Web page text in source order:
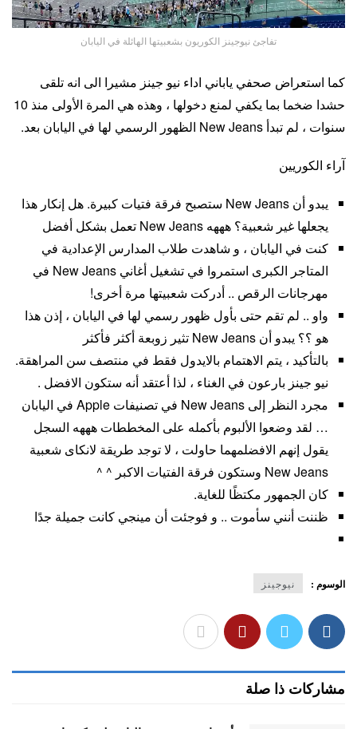
تفاجئ نيوجينز الكوريون بشعبيتها الهائلة في اليابان
كما استعراض صحفي ياباني اداء نيو جينز مشيرا الى انه تلقى
حشدا ضخما بما يكفي لمنع دخولها ، وهذه هي المرة الأولى منذ 10
سنوات ، لم تبدأ New Jeans الظهور الرسمي لها في اليابان بعد.
آراء الكوريين
يبدو أن New Jeans ستصبح فرقة فتيات كبيرة. هل إنكار هذا
يجعلها غير شعبية؟ هههه New Jeans تعمل بشكل أفضل
كنت في اليابان ، و شاهدت طلاب المدارس الإعدادية في
المتاجر الكبرى استمروا في تشغيل أغاني New Jeans في
مهرجانات الرقص .. أدركت شعبيتها مرة أخرى!
واو .. لم تقم حتى بأول ظهور رسمي لها في اليابان ، إذن هذا
هو ؟؟ يبدو أن New Jeans تثير زوبعة أكثر فأكثر
بالتأكيد ، يتم الاهتمام بالايدول فقط في منتصف سن المراهقة.
نيو جينز بارعون في الغناء ، لذا أعتقد أنه ستكون الافضل .
مجرد النظر إلى New Jeans في تصنيفات Apple في اليابان
… لقد وضعوا الألبوم بأكمله على المخططات هههه السجل
يقول إنهم الافضلمهما حاولت ، لا توجد طريقة لانكاى شعبية
New Jeans وستكون فرقة الفتيات الاكبر ^ ^
كان الجمهور مكتظًا للغاية.
ظننت أنني سأموت .. و فوجئت أن مينجي كانت جميلة جدًا
الوسوم : نيوجينز
مشاركات ذا صلة